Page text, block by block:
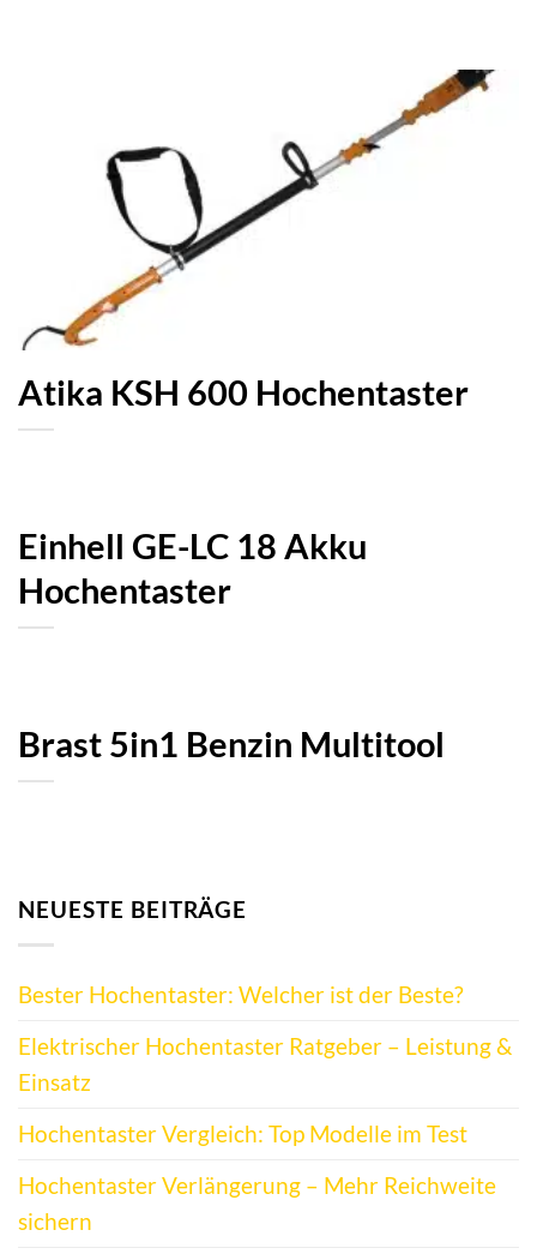
Atika KSH 600 Hochentaster
Einhell GE-LC 18 Akku
Hochentaster
Brast 5in1 Benzin Multitool
NEUESTE BEITRÄGE
Bester Hochentaster: Welcher ist der Beste?
Elektrischer Hochentaster Ratgeber – Leistung &
Einsatz
Hochentaster Vergleich: Top Modelle im Test
Hochentaster Verlängerung – Mehr Reichweite
sichern